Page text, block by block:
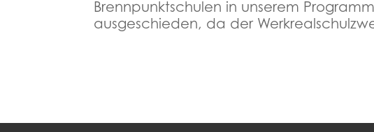
Brennpunktschulen in unserem
ausgeschieden, da der